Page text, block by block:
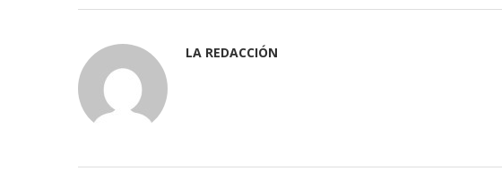
LA REDACCIÓN